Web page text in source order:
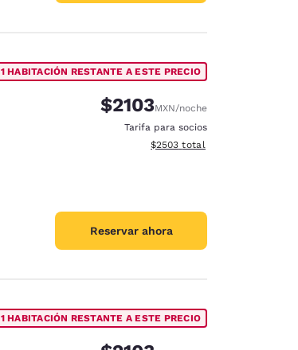
1 HABITACIÓN RESTANTE A ESTE PRECIO
$2103MXN/noche
Tarifa para socios
Ver detalles del total estimado
$2503 total
Reservar ahora
1 HABITACIÓN RESTANTE A ESTE PRECIO